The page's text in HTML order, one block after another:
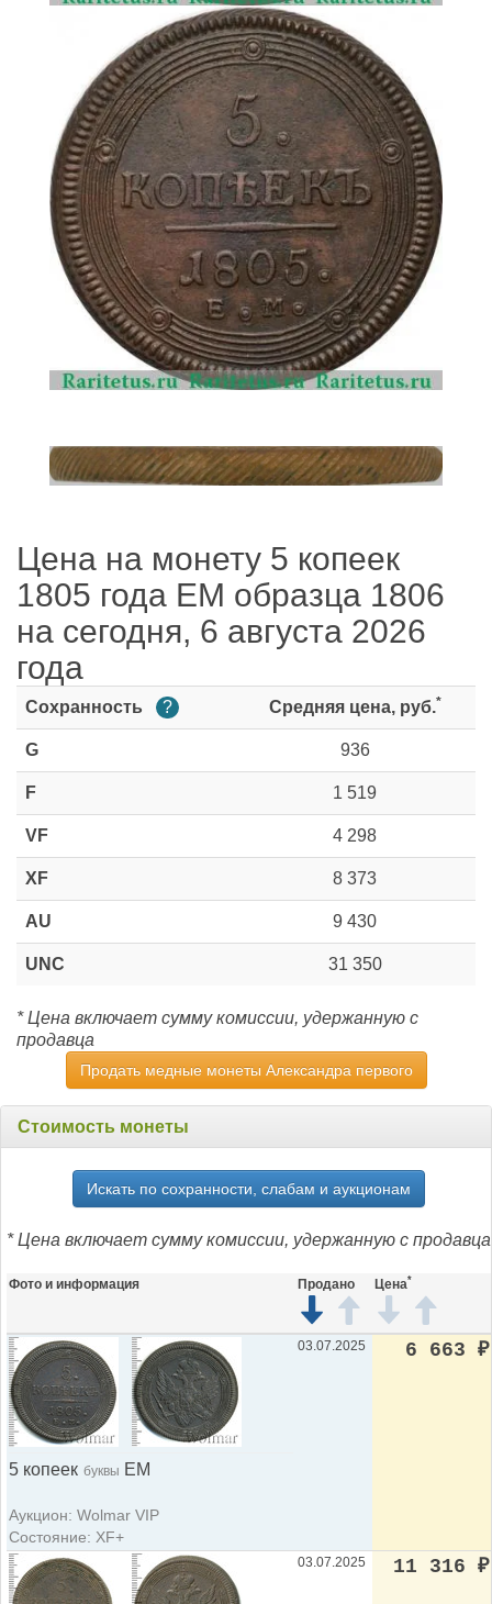
Цена на монету 5 копеек
1805 года ЕМ образца 1806
на сегодня, 6 августа 2026
года
Сохранность ? Средняя цена, руб.*
G 936
F 1 519
VF 4 298
XF 8 373
AU 9 430
UNC 31 350
* Цена включает сумму комиссии, удержанную с
продавца
Продать медные монеты Александра первого
Стоимость монеты
Искать по сохранности, слабам и аукционам
* Цена включает сумму комиссии, удержанную с продавца
Фото и информация Продано Цена*
5 копеек буквы ЕМ
Аукцион: Wolmar VIP
Состояние: XF+
03.07.2025 6 663 ₽
03.07.2025 11 316 ₽